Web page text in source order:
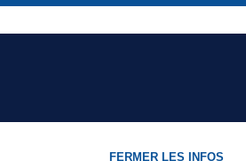
FERMER LES INFOS